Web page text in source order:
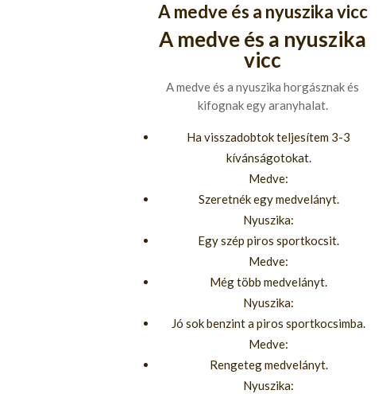
A medve és a nyuszika vicc
A medve és a nyuszika
vicc
A medve és a nyuszika horgásznak és
kifognak egy aranyhalat.
Ha visszadobtok teljesítem 3-3
kívánságotokat.
Medve:
Szeretnék egy medvelányt.
Nyuszika:
Egy szép piros sportkocsit.
Medve:
Még több medvelányt.
Nyuszika:
Jó sok benzint a piros sportkocsimba.
Medve:
Rengeteg medvelányt.
Nyuszika: